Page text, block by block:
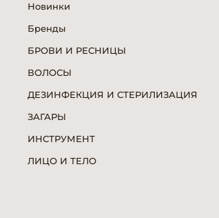
Новинки
Бренды
БРОВИ И РЕСНИЦЫ
ВОЛОСЫ
ДЕЗИНФЕКЦИЯ И СТЕРИЛИЗАЦИЯ
ЗАГАРЫ
ИНСТРУМЕНТ
ЛИЦО И ТЕЛО